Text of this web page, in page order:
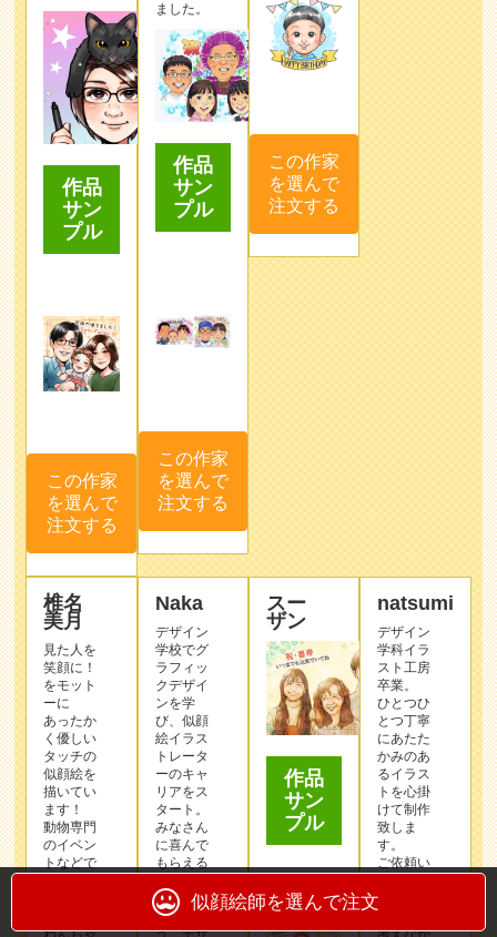
作品
サン
プル
この作家
を選んで
注文する
ました。
作品
サン
プル
この作家
を選んで
注文する
この作家
を選んで
注文する
椎名
美月
見た人を
笑顔に！
をモット
ーに
あったか
く優しい
タッチの
似顔絵を
描いてい
ます！
動物専門
のイベン
トなどで
わんちゃ
Naka
デザイン
学校でグ
ラフィッ
クデザイ
ンを学
び、似顔
絵イラス
トレータ
ーのキャ
リアをス
タート。
みなさん
に喜んで
もらえる
お渡し出
来るよ
う、デザ
スー
ザン
作品
サン
プル
natsumi
デザイン
学科イラ
スト工房
卒業。
ひとつひ
とつ丁寧
にあたた
かみのあ
るイラス
トを心掛
けて制作
致しま
す。
ご依頼い
方のこと
考えなが
似顔絵師を選んで注文